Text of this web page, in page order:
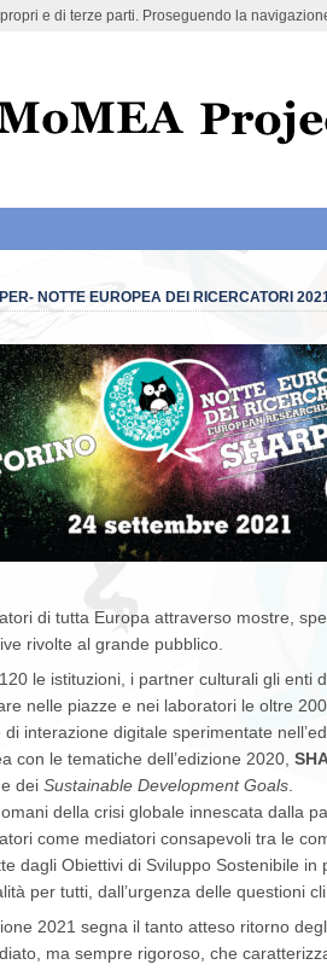
NOTTE EUROPEA DEI RICERCATORI
di tutta Europa attraverso mostre,
rivolte al grande pubblico.
le istituzioni, i partner culturali gli enti
nelle piazze e nei laboratori le oltre
di interazione digitale sperimentate
con le tematiche dell’edizione 2020,
dei Sustainable Development Goals
della crisi globale innescata dalla
come mediatori consapevoli tra le
dagli Obiettivi di Sviluppo Sostenibile
per tutti, dall’urgenza delle questioni
2021 segna il tanto atteso ritorno
ma sempre rigoroso, che
e di terze parti. Proseguendo la